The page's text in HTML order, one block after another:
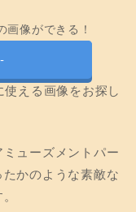
像ができる！
える画像をお探し
ューズメントパー
かのような素敵な